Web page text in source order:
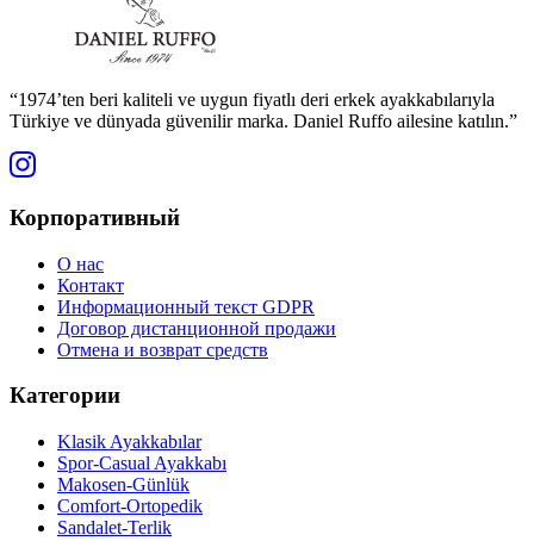
“1974’ten beri kaliteli ve uygun fiyatlı deri erkek ayakkabılarıyla
Türkiye ve dünyada güvenilir marka. Daniel Ruffo ailesine katılın.”
Корпоративный
О нас
Контакт
Информационный текст GDPR
Договор дистанционной продажи
Отмена и возврат средств
Категории
Klasik Ayakkabılar
Spor-Casual Ayakkabı
Makosen-Günlük
Comfort-Ortopedik
Sandalet-Terlik